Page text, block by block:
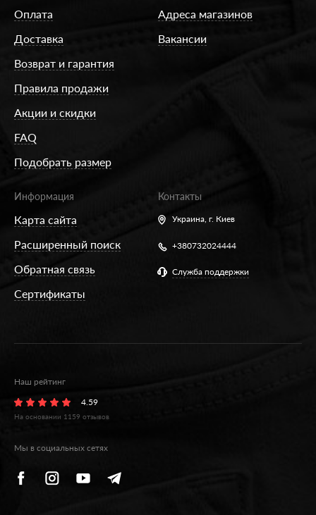
Оплата
Доставка
Возврат и гарантия
Правила продажи
Акции и скидки
FAQ
Подобрать размер
Адреса магазинов
Вакансии
Информация
Карта сайта
Расширенный поиск
Обратная связь
Сертификаты
Контакты
Украина, г. Киев
+380732024444
Служба поддержки
Наш рейтинг
4.59
На основании 1159 отзывов
Мы в социальных сетях